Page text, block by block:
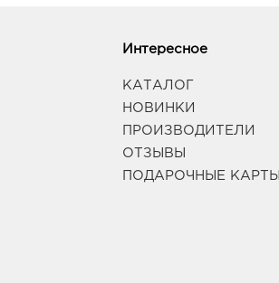
Интересное
КАТАЛОГ
НОВИНКИ
ПРОИЗВОДИТЕЛИ
ОТЗЫВЫ
ПОДАРОЧНЫЕ КАРТЫ